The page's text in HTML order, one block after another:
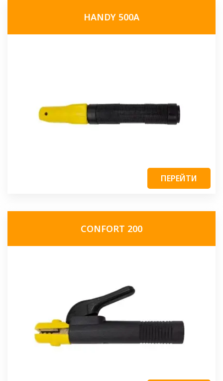
HANDY 500A
ПЕРЕЙТИ
CONFORT 200